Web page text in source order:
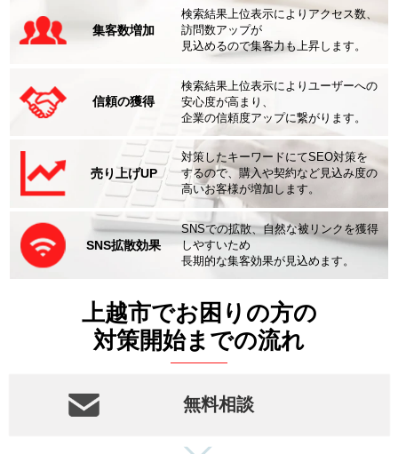
集客数増加
検索結果上位表示によりアクセス数、
訪問数アップが
見込めるので集客力も上昇します。
信頼の獲得
検索結果上位表示によりユーザーへの
安心度が高まり、
企業の信頼度アップに繋がります。
売り上げUP
対策したキーワードにてSEO対策を
するので、購入や契約など見込み度の
高いお客様が増加します。
SNS拡散効果
SNSでの拡散、自然な被リンクを獲得
しやすいため
長期的な集客効果が見込めます。
上越市でお困りの方の
対策開始までの流れ
無料相談